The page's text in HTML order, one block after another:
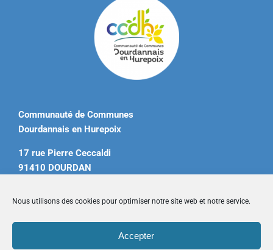
Nous utilisons des cookies pour optimiser notre site web et notre service.
Accepter
Communauté de Communes
Dourdannais en Hurepoix
17 rue Pierre Ceccaldi
91410 DOURDAN
contact@ccdourdannais.com